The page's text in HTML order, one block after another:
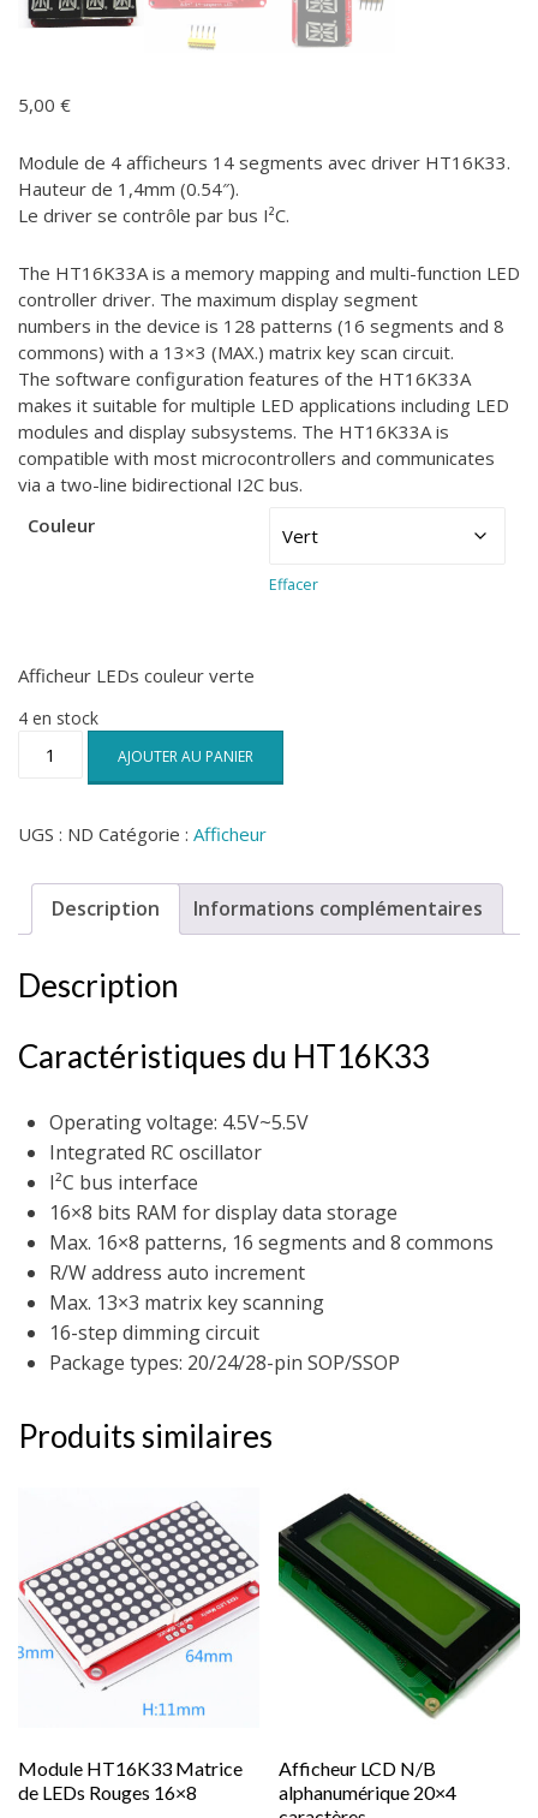
5,00 €
Module de 4 afficheurs 14 segments avec driver HT16K33.
Hauteur de 1,4mm (0.54″).
Le driver se contrôle par bus I²C.
The HT16K33A is a memory mapping and multi-function LED
controller driver. The maximum display segment
numbers in the device is 128 patterns (16 segments and 8
commons) with a 13×3 (MAX.) matrix key scan circuit.
The software configuration features of the HT16K33A
makes it suitable for multiple LED applications including LED
modules and display subsystems. The HT16K33A is
compatible with most microcontrollers and communicates
via a two-line bidirectional I2C bus.
Couleur
Effacer
Afficheur LEDs couleur verte
4 en stock
14
0.54"
HT16K33
AJOUTER AU PANIER
UGS : ND Catégorie : Afficheur
Description Informations complémentaires
Description
Caractéristiques du HT16K33
Operating voltage: 4.5V~5.5V
Integrated RC oscillator
I²C bus interface
16×8 bits RAM for display data storage
Max. 16×8 patterns, 16 segments and 8 commons
R/W address auto increment
Max. 13×3 matrix key scanning
16-step dimming circuit
Package types: 20/24/28-pin SOP/SSOP
Produits similaires
Module HT16K33 Matrice
de LEDs Rouges 16×8
Afficheur LCD N/B
alphanumérique 20×4